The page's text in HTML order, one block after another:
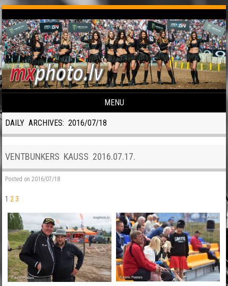
MENU
Skip to content
DAILY ARCHIVES:2016/07/18
VENTBUNKERS KAUSS 2016.07.17.
Posted on2016/07/18
1 2 3